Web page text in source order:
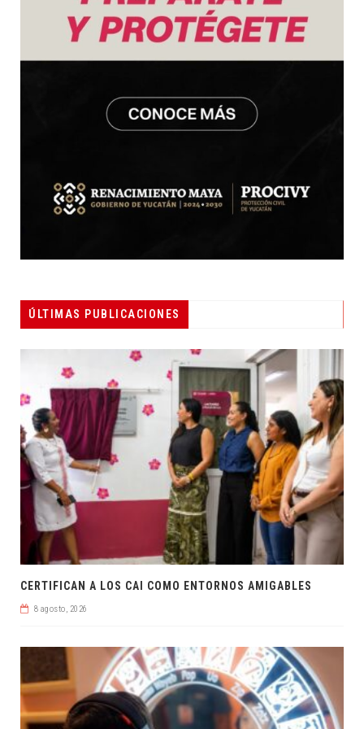
ÚLTIMAS PUBLICACIONES
CERTIFICAN A LOS CAI COMO ENTORNOS AMIGABLES
8 agosto, 2026